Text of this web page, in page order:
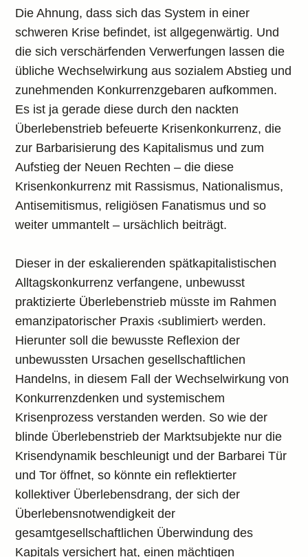
Die Ahnung, dass sich das System in einer
schweren Krise befindet, ist allgegenwärtig. Und
die sich verschärfenden Verwerfungen lassen die
übliche Wechselwirkung aus sozialem Abstieg und
zunehmenden Konkurrenzgebaren aufkommen.
Es ist ja gerade diese durch den nackten
Überlebenstrieb befeuerte Krisenkonkurrenz, die
zur Barbarisierung des Kapitalismus und zum
Aufstieg der Neuen Rechten – die diese
Krisenkonkurrenz mit Rassismus, Nationalismus,
Antisemitismus, religiösen Fanatismus und so
weiter ummantelt – ursächlich beiträgt.
Dieser in der eskalierenden spätkapitalistischen
Alltagskonkurrenz verfangene, unbewusst
praktizierte Überlebenstrieb müsste im Rahmen
emanzipatorischer Praxis ‹sublimiert› werden.
Hierunter soll die bewusste Reflexion der
unbewussten Ursachen gesellschaftlichen
Handelns, in diesem Fall der Wechselwirkung von
Konkurrenzdenken und systemischem
Krisenprozess verstanden werden. So wie der
blinde Überlebenstrieb der Marktsubjekte nur die
Krisendynamik beschleunigt und der Barbarei Tür
und Tor öffnet, so könnte ein reflektierter
kollektiver Überlebensdrang, der sich der
Überlebensnotwendigkeit der
gesamtgesellschaftlichen Überwindung des
Kapitals versichert hat, einen mächtigen